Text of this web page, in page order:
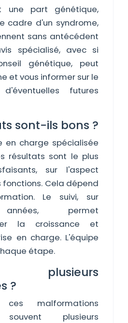
une part génétique,
cadre d'un syndrome,
sans antécédent
spécialisé, avec si
génétique, peut
et vous informer sur le
futures
sont-ils bons ?
en charge spécialisée
résultats sont le plus
sur l'aspect
fonctions. Cela dépend
Le suivi, sur
permet
la croissance et
en charge. L'équipe
étape.
plusieurs
?
malformations
souvent plusieurs